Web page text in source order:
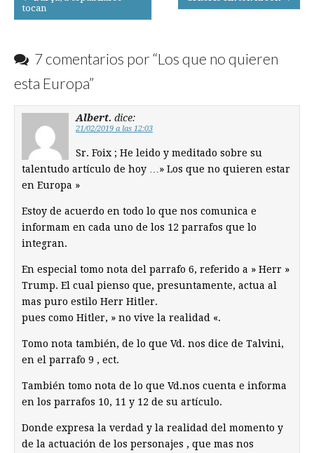
navigation
tocan
7 comentarios por “Los que no quieren
esta Europa”
Albert. dice:
21/02/2019 a las 12:03
Sr. Foix ; He leido y meditado sobre su
talentudo artículo de hoy …» Los que no quieren estar
en Europa »
Estoy de acuerdo en todo lo que nos comunica e
informam en cada uno de los 12 parrafos que lo
integran.
En especial tomo nota del parrafo 6, referido a » Herr »
Trump. El cual pienso que, presuntamente, actua al
mas puro estilo Herr Hitler.
pues como Hitler, » no vive la realidad «.
Tomo nota también, de lo que Vd. nos dice de Talvini,
en el parrafo 9 , ect.
También tomo nota de lo que Vd.nos cuenta e informa
en los parrafos 10, 11 y 12 de su artículo.
Donde expresa la verdad y la realidad del momento y
de la actuación de los personajes , que mas nos